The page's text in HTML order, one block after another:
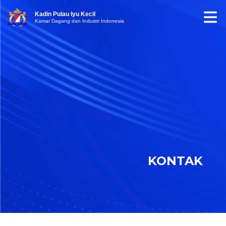
Kadin Pulau Iyu Kecil
Kamar Dagang dan Industri Indonesia
KONTAK